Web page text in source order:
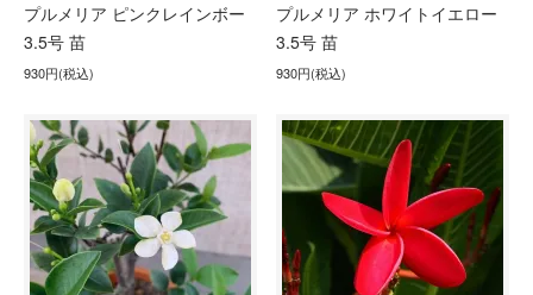
プルメリア ピンクレインボー
3.5号 苗
930円(税込)
プルメリア ホワイトイエロー
3.5号 苗
930円(税込)